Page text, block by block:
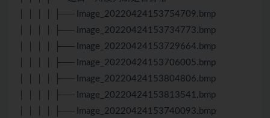
│ │ │ │ ├── Image_20220424153754709.bmp
│ │ │ │ ├── Image_20220424153734773.bmp
│ │ │ │ ├── Image_20220424153729664.bmp
│ │ │ │ ├── Image_20220424153706005.bmp
│ │ │ │ ├── Image_20220424153804806.bmp
│ │ │ │ ├── Image_20220424153813541.bmp
│ │ │ │ ├── Image_20220424153740093.bmp